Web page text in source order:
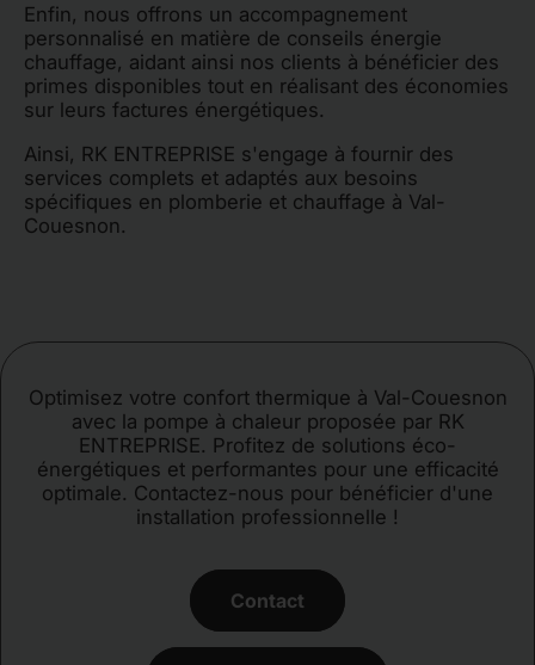
Enfin, nous offrons un accompagnement
personnalisé en matière de conseils énergie
chauffage, aidant ainsi nos clients à bénéficier des
primes disponibles tout en réalisant des économies
sur leurs factures énergétiques.
Ainsi, RK ENTREPRISE s'engage à fournir des
services complets et adaptés aux besoins
spécifiques en plomberie et chauffage à Val-
Couesnon.
Optimisez votre confort thermique à Val-Couesnon
avec la pompe à chaleur proposée par RK
ENTREPRISE. Profitez de solutions éco-
énergétiques et performantes pour une efficacité
optimale. Contactez-nous pour bénéficier d'une
installation professionnelle !
Contact